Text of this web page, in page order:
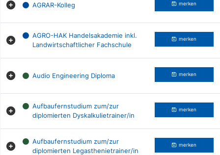
AGRAR-Kolleg merken
AGRO-HAK Handelsakademie inkl.
Landwirtschaftlicher Fachschule
merken
Audio Engineering Diploma merken
Aufbaufernstudium zum/zur
diplomierten Dyskalkulietrainer/in
merken
Aufbaufernstudium zum/zur
diplomierten Legasthenietrainer/in
merken